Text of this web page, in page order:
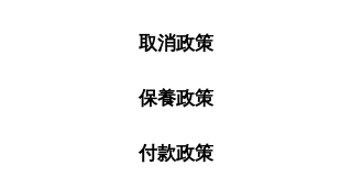
取消政策
保養政策
付款政策